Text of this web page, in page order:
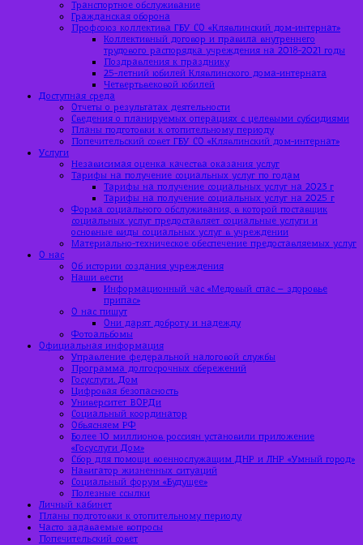
Транспортное обслуживание
Гражданская оборона
Профсоюз коллектива ГБУ СО «Клявлинский дом-интернат»
Коллективный договор и правила внутреннего
трудового распорядка учреждения на 2018-2021 годы
Поздравления к празднику
25-летний юбилей Клявлинского дома-интерната
Четвертьвековой юбилей
Доступная среда
Отчеты о результатах деятельности
Сведения о планируемых операциях с целевыми субсидиями
Планы подготовки к отопительному периоду
Попечительский совет ГБУ СО «Клявлинский дом-интернат»
Услуги
Независимая оценка качества оказания услуг
Тарифы на получение социальных услуг по годам
Тарифы на получение социальных услуг на 2023 г
Тарифы на получение социальных услуг на 2025 г
Форма социального обслуживания, в которой поставщик
социальных услуг предоставляет социальные услуги и
основные виды социальных услуг в учреждении
Материально-техническое обеспечение предоставляемых услуг
О нас
Об истории создания учреждения
Наши вести
Информационный час «Медовый спас – здоровье
припас»
О нас пишут
Они дарят доброту и надежду
Фотоальбомы
Официальная информация
Управление федеральной налоговой службы
Программа долгосрочных сбережений
Госуслуги. Дом
Цифровая безопасность
Университет ВОРДи
Социальный координатор
Объясняем РФ
Более 10 миллионов россиян установили приложение
«Госуслуги Дом»
Сбор для помощи военнослужащим ДНР и ЛНР «Умный город»
Навигатор жизненных ситуаций
Социальный форум «Будущее»
Полезные ссылки
Личный кабинет
Планы подготовки к отопительному периоду
Часто задаваемые вопросы
Попечительский совет